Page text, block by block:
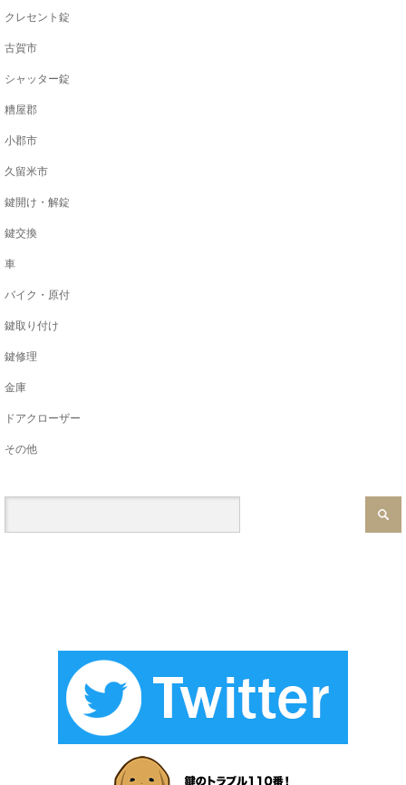
クレセント錠
古賀市
シャッター錠
糟屋郡
小郡市
久留米市
鍵開け・解錠
鍵交換
車
バイク・原付
鍵取り付け
鍵修理
金庫
ドアクローザー
その他